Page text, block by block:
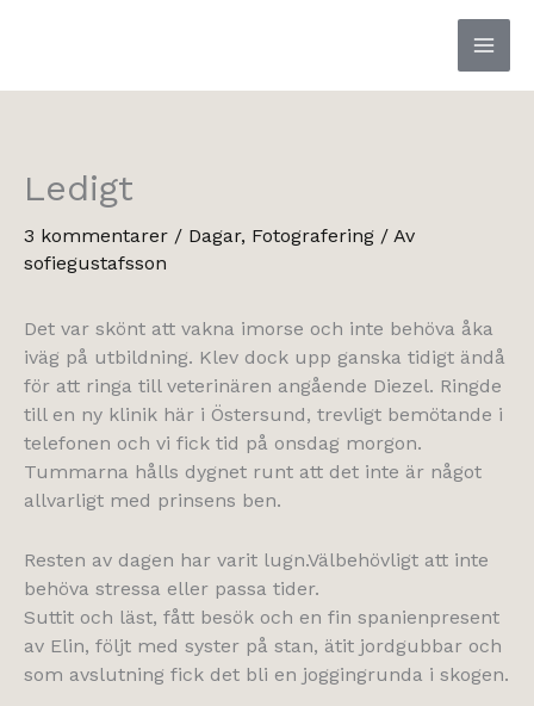
Ledigt
3 kommentarer / Dagar, Fotografering / Av
sofiegustafsson
Det var skönt att vakna imorse och inte behöva åka
iväg på utbildning. Klev dock upp ganska tidigt ändå
för att ringa till veterinären angående Diezel. Ringde
till en ny klinik här i Östersund, trevligt bemötande i
telefonen och vi fick tid på onsdag morgon.
Tummarna hålls dygnet runt att det inte är något
allvarligt med prinsens ben.
Resten av dagen har varit lugn.Välbehövligt att inte
behöva stressa eller passa tider.
Suttit och läst, fått besök och en fin spanienpresent
av Elin, följt med syster på stan, ätit jordgubbar och
som avslutning fick det bli en joggingrunda i skogen.